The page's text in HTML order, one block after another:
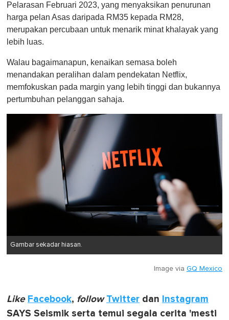
Pelarasan Februari 2023, yang menyaksikan penurunan
harga pelan Asas daripada RM35 kepada RM28,
merupakan percubaan untuk menarik minat khalayak yang
lebih luas.
Walau bagaimanapun, kenaikan semasa boleh
menandakan peralihan dalam pendekatan Netflix,
memfokuskan pada margin yang lebih tinggi dan bukannya
pertumbuhan pelanggan sahaja.
Gambar sekadar hiasan.
Image via GQ Mexico
Like Facebook, follow Twitter dan Instagram
SAYS Seismik serta temui segala cerita 'mesti